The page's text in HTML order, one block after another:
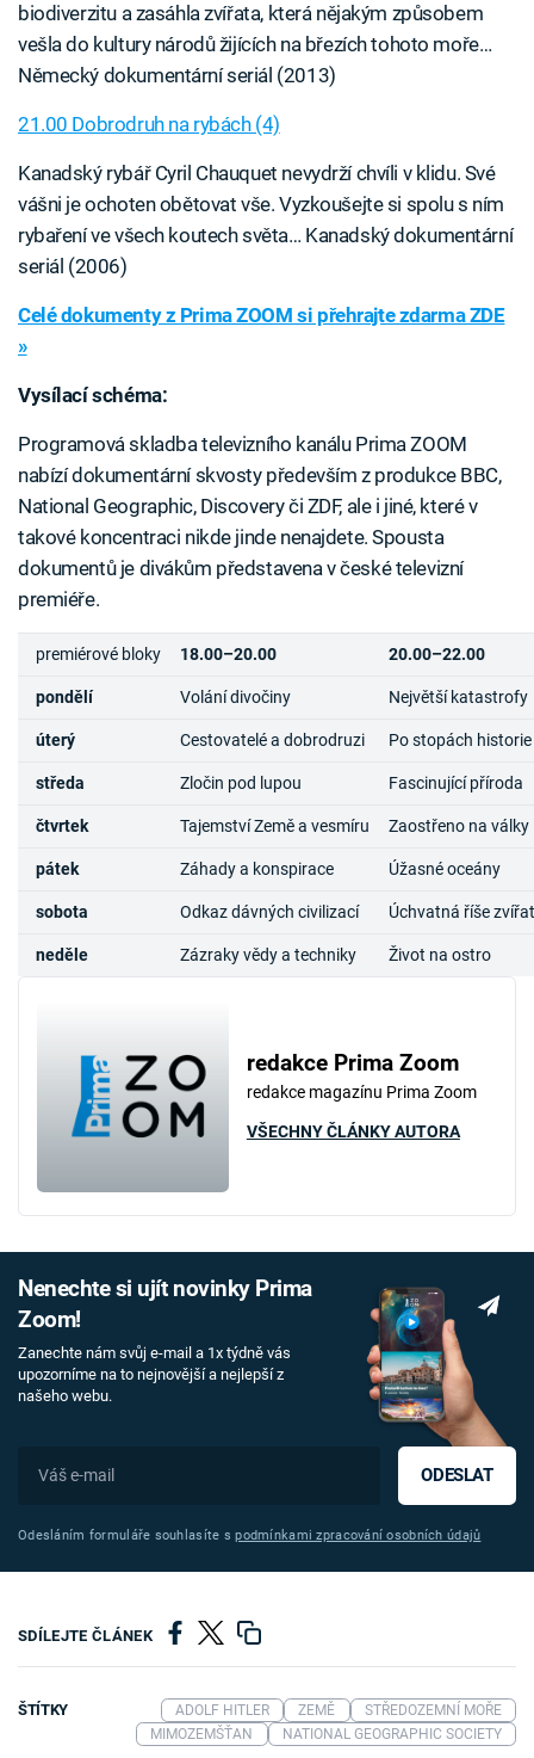
biodiverzitu a zasáhla zvířata, která nějakým způsobem
vešla do kultury národů žijících na březích tohoto moře…
Německý dokumentární seriál (2013)
21.00 Dobrodruh na rybách (4)
Kanadský rybář Cyril Chauquet nevydrží chvíli v klidu. Své
vášni je ochoten obětovat vše. Vyzkoušejte si spolu s ním
rybaření ve všech koutech světa… Kanadský dokumentární
seriál (2006)
Celé dokumenty z Prima ZOOM si přehrajte zdarma ZDE
»
Vysílací schéma:
Programová skladba televizního kanálu Prima ZOOM
nabízí dokumentární skvosty především z produkce BBC,
National Geographic, Discovery či ZDF, ale i jiné, které v
takové koncentraci nikde jinde nenajdete. Spousta
dokumentů je divákům představena v české televizní
premiéře.
premiérové bloky 18.00–20.00 20.00–22.00
pondělí Volání divočiny Největší katastrofy
úterý Cestovatelé a dobrodruzi Po stopách historie
středa Zločin pod lupou Fascinující příroda
čtvrtek Tajemství Země a vesmíru Zaostřeno na války
pátek Záhady a konspirace Úžasné oceány
sobota Odkaz dávných civilizací Úchvatná říše zvířat
neděle Zázraky vědy a techniky Život na ostro
redakce Prima Zoom
redakce magazínu Prima Zoom
VŠECHNY ČLÁNKY AUTORA
Nenechte si ujít novinky Prima
Zoom!
Zanechte nám svůj e-mail a 1x týdně vás
upozorníme na to nejnovější a nejlepší z
našeho webu.
ODESLAT
Odesláním formuláře souhlasíte spodmínkami zpracování osobních údajů
SDÍLEJTE ČLÁNEK
ŠTÍTKY ADOLF HITLER ZEMĚ
STŘEDOZEMNÍ MOŘE
MIMOZEMŠŤAN
NATIONAL GEOGRAPHIC SOCIETY